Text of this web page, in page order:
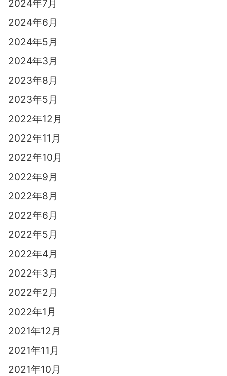
2024年7月
2024年6月
2024年5月
2024年3月
2023年8月
2023年5月
2022年12月
2022年11月
2022年10月
2022年9月
2022年8月
2022年6月
2022年5月
2022年4月
2022年3月
2022年2月
2022年1月
2021年12月
2021年11月
2021年10月